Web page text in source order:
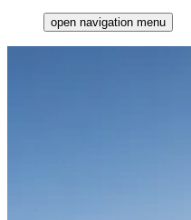
open navigation menu